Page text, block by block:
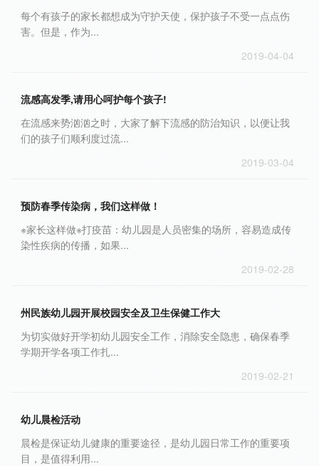
每个有孩子的家长都想成为守护天使，保护孩子不受一点点伤
害。但是，作为...
2019-04-04
流感高发季,请用心呵护每个孩子!
在流感来势汹汹之时，大家了解下流感的防治知识，以便让我
们的孩子们顺利度过流...
2019-03-04
预防春季传染病，我们这样做！
※家长这样做※打疫苗：幼儿园是人员密集的场所，容易造成传
染性疾病的传播，如果...
2019-02-28
州民族幼儿园开展校园安全及卫生保健工作大
为切实做好开学初幼儿园安全工作，消除安全隐患，确保春季
学期开学各项工作扎...
2019-02-21
幼儿晨检活动
晨检是保证幼儿健康的重要途径，是幼儿园日常工作的重要项
目，是值得利用...